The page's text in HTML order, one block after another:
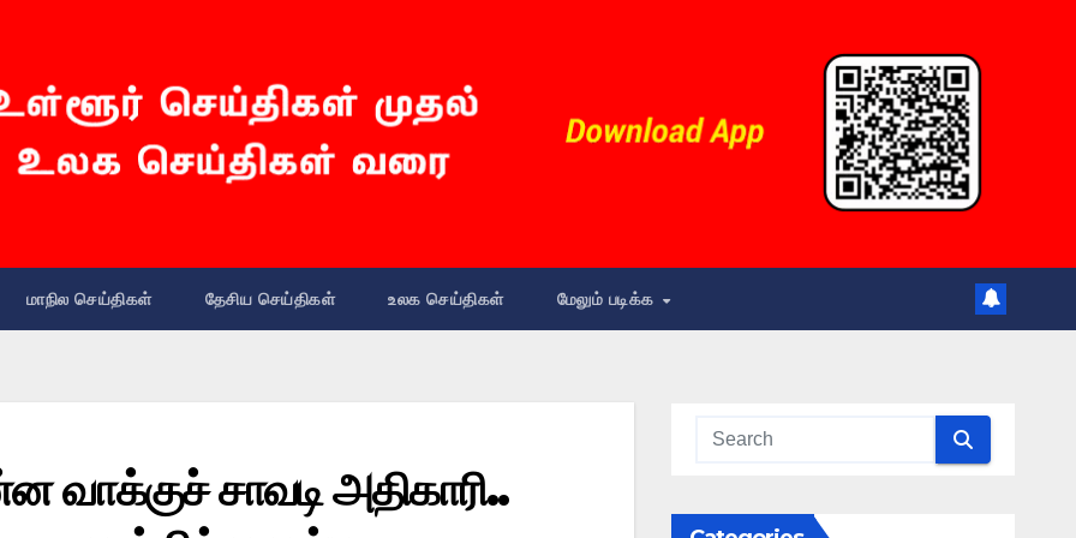
மாநில செய்திகள் தேசிய செய்திகள் உலக செய்திகள் மேலும் படிக்க
சாவடி அதிகாரி..